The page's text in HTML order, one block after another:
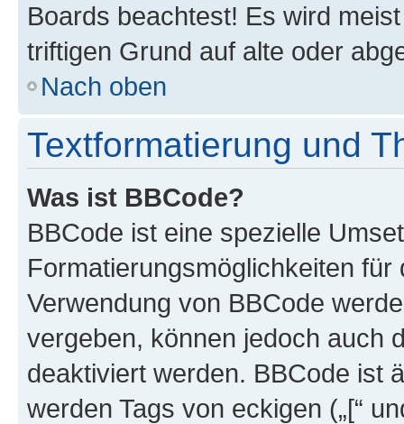
Boards beachtest! Es wird
triftigen Grund auf alte oder
Nach oben
Textformatierung und
Was ist BBCode?
BBCode ist eine spezielle
Formatierungsmöglichkeiten
Verwendung von BBCode
vergeben, können jedoch auch
deaktiviert werden. BBCode ist
werden Tags von eckigen („[“